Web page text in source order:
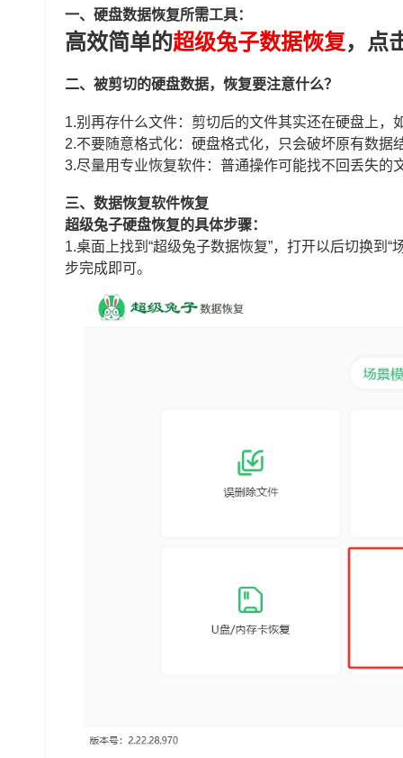
一、硬盘数据恢复所需工具：
高效简单的超级兔子数据恢复，点
二、被剪切的硬盘数据，恢复要注意什么？
1.别再存什么文件：剪切后的文件其实还在硬盘上
2.不要随意格式化：硬盘格式化，只会破坏原有数据
3.尽量用专业恢复软件：普通操作可能找不回丢失
三、数据恢复软件恢复
超级兔子硬盘恢复的具体步骤：
1.桌面上找到“超级兔子数据恢复”，打开以后切换到
步完成即可。